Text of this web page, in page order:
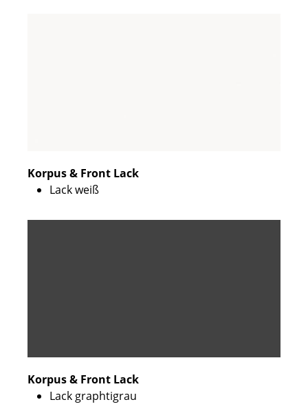
Korpus & Front Lack
Lack weiß
Korpus & Front Lack
Lack graphtigrau